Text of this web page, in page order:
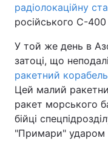
радіолокаційну
російського С-400
У той же день в
затоці, що
ракетний
Цей малий
ракет морського
бійці
"Примари" ударом